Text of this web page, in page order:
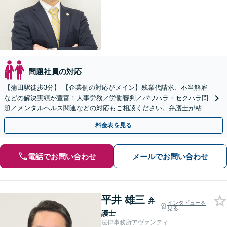
問題社員の対応
【蒲田駅徒歩3分】 【企業側の対応がメイン】残業代請求、不当解雇
などの解決実績が豊富！人事労務／労働審判／パワハラ・セクハラ問
題／メンタルヘルス関連などの対応もご相談ください。弁護士が粘り
強く対応。就業規則の見直しについても対応できます。
料金表を見る
電話でお問い合わせ メールでお問い合わせ
平井 雄三 弁
護士
インタビューを
見る
法律事務所アヴァンティ